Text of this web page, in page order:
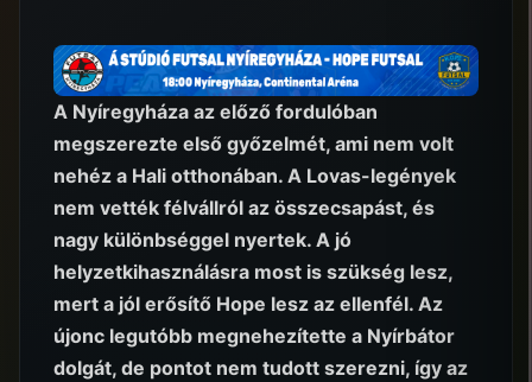
A Nyíregyháza az előző fordulóban
megszerezte első győzelmét, ami nem volt
nehéz a Hali otthonában. A Lovas-legények
nem vették félvállról az összecsapást, és
nagy különbséggel nyertek. A jó
helyzetkihasználásra most is szükség lesz,
mert a jól erősítő Hope lesz az ellenfél. Az
újonc legutóbb megnehezítette a Nyírbátor
dolgát, de pontot nem tudott szerezni, így az